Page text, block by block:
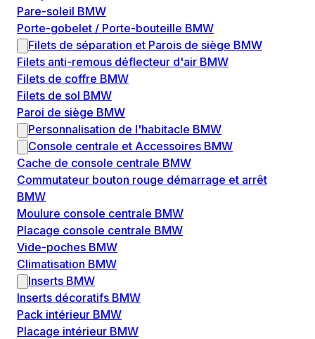
Pare-soleil BMW
Porte-gobelet / Porte-bouteille BMW
Filets de séparation et Parois de siège BMW
Filets anti-remous déflecteur d'air BMW
Filets de coffre BMW
Filets de sol BMW
Paroi de siège BMW
Personnalisation de l'habitacle BMW
Console centrale et Accessoires BMW
Cache de console centrale BMW
Commutateur bouton rouge démarrage et arrêt
BMW
Moulure console centrale BMW
Placage console centrale BMW
Vide-poches BMW
Climatisation BMW
Inserts BMW
Inserts décoratifs BMW
Pack intérieur BMW
Placage intérieur BMW